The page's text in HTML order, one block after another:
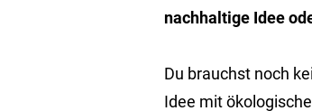
nachhaltige Idee
Du brauchst noch
Idee mit